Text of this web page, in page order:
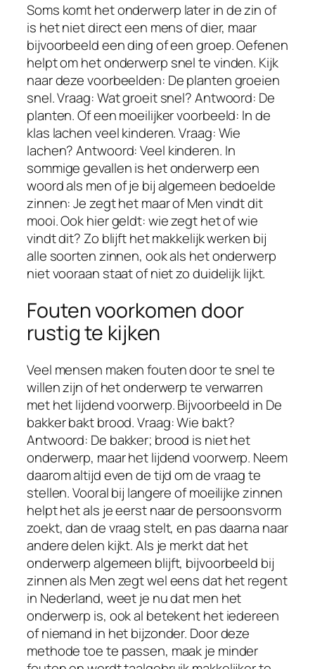
Soms komt het onderwerp later in de zin of
is het niet direct een mens of dier, maar
bijvoorbeeld een ding of een groep. Oefenen
helpt om het onderwerp snel te vinden. Kijk
naar deze voorbeelden: De planten groeien
snel. Vraag: Wat groeit snel? Antwoord: De
planten. Of een moeilijker voorbeeld: In de
klas lachen veel kinderen. Vraag: Wie
lachen? Antwoord: Veel kinderen. In
sommige gevallen is het onderwerp een
woord als men of je bij algemeen bedoelde
zinnen: Je zegt het maar of Men vindt dit
mooi. Ook hier geldt: wie zegt het of wie
vindt dit? Zo blijft het makkelijk werken bij
alle soorten zinnen, ook als het onderwerp
niet vooraan staat of niet zo duidelijk lijkt.
Fouten voorkomen door
rustig te kijken
Veel mensen maken fouten door te snel te
willen zijn of het onderwerp te verwarren
met het lijdend voorwerp. Bijvoorbeeld in De
bakker bakt brood. Vraag: Wie bakt?
Antwoord: De bakker; brood is niet het
onderwerp, maar het lijdend voorwerp. Neem
daarom altijd even de tijd om de vraag te
stellen. Vooral bij langere of moeilijke zinnen
helpt het als je eerst naar de persoonsvorm
zoekt, dan de vraag stelt, en pas daarna naar
andere delen kijkt. Als je merkt dat het
onderwerp algemeen blijft, bijvoorbeeld bij
zinnen als Men zegt wel eens dat het regent
in Nederland, weet je nu dat men het
onderwerp is, ook al betekent het iedereen
of niemand in het bijzonder. Door deze
methode toe te passen, maak je minder